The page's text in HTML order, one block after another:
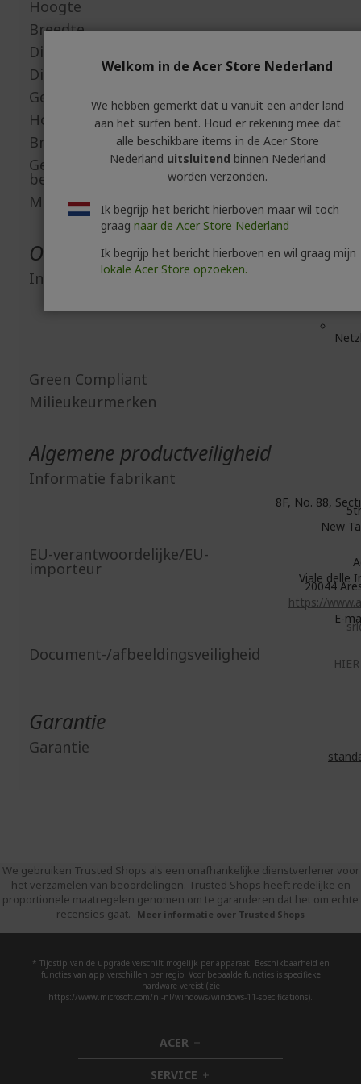
Hoogte
Breedte
Diepte
Diepte inclusief voet
Gewicht (bij benadering)
Hoogte inclusief voet
Breedte inclusief voet
Gewicht inclusief voet (bij
benadering)
Montage VESA compatibel
Overige
Inhoud verpakking
1 x
Green Compliant
Milieukeurmerken
Algemene productveiligheid
Informatie fabrikant
8F, No. 88,
New
EU-verantwoordelijke/EU-
importeur
Viale delle
20044
https://
E-
Document-/afbeeldingsveiligheid HIER
Garantie
Garantie
We gebruiken Trusted Shops als een onafhankelijke dienstverlener voor
het verzamelen van beoordelingen. Trusted Shops heeft redelijke en
proportionele maatregelen genomen om te garanderen dat het om echte
recensies gaat.
Meer informatie over Trusted Shops
* Tijdstip van de upgrade verschilt mogelijk per apparaat. Beschikbaarheid en
functies van app verschillen per regio. Voor bepaalde functies is specifieke
hardware vereist (zie
https://www.microsoft.com/nl-nl/windows/windows-11-specifications).
ACER h
i
d
SERVICE h
Welkom in de Acer Store Nederland
We hebben gemerkt dat u vanuit een ander land
aan het surfen bent. Houd er rekening mee dat
alle beschikbare items in de Acer Store
Nederland uitsluitend binnen Nederland
worden verzonden.
Ik begrijp het bericht hierboven maar wil toch
graag naar de Acer Store Nederland
Ik begrijp het bericht hierboven en wil graag mijn
lokale Acer Store opzoeken.